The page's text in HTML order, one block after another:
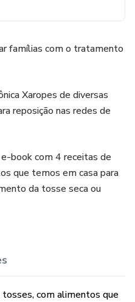
famílias com o tratamento
Xaropes de diversas
reposição nas redes de
book com 4 receitas de
que temos em casa para
da tosse seca ou
com alimentos que